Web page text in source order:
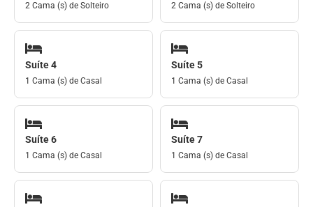
2 Cama (s) de Solteiro 2 Cama (s) de Solteiro
Suíte 4
1 Cama (s) de Casal
Suíte 5
1 Cama (s) de Casal
Suíte 6
1 Cama (s) de Casal
Suíte 7
1 Cama (s) de Casal